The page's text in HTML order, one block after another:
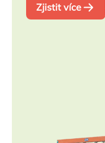
Zjistit více